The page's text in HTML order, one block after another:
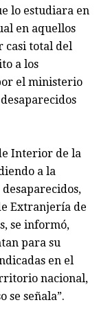
lo estudiara en
en aquellos
casi total del
a los
el ministerio
Interior de la
a la
Extranjería de
se informó,
para su
en el
nacional,
se señala”.